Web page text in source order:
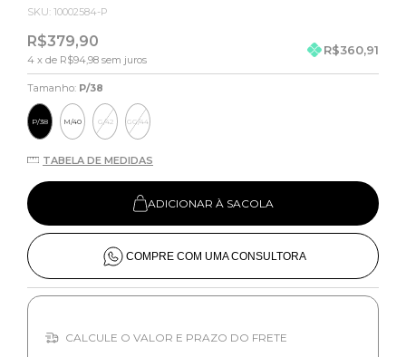
SKU: 10002584-P
R$379,90
4 x de R$94,98 sem juros
R$360,91
Tamanho: P/38
P/38 M/40 G/42 GG/44
TABELA DE MEDIDAS
ADICIONAR À SACOLA
COMPRE COM UMA CONSULTORA
CALCULE O VALOR E PRAZO DO FRETE